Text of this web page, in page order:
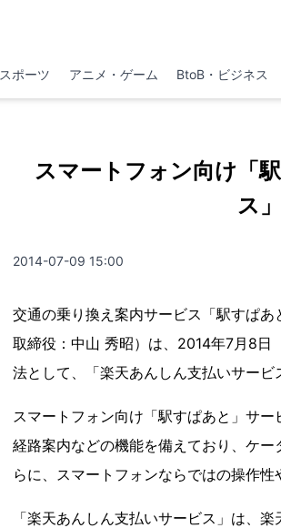
スポーツ アニメ・ゲーム BtoB・ビジネス
スマートフォン向け「
ス
2014-07-09 15:00
交通の乗り換え案内サービス「駅すぱ
取締役：中山 秀昭）は、2014年7月8日
法として、「楽天あんしん支払いサービ
スマートフォン向け「駅すぱあと」サ
経路案内などの機能を備えており、ケ
らに、スマートフォンならではの操作性
「楽天あんしん支払いサービス」は、